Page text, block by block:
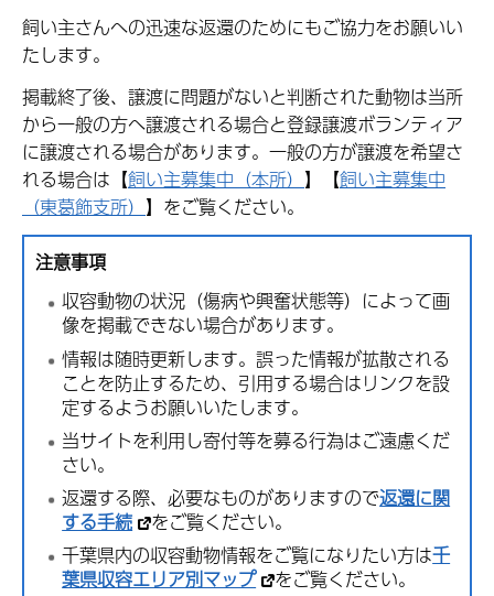
飼い主さんへの迅速な返還のためにもご協力をお願いい
たします。
掲載終了後、譲渡に問題がないと判断された動物は当所
から一般の方へ譲渡される場合と登録譲渡ボランティア
に譲渡される場合があります。一般の方が譲渡を希望さ
れる場合は【飼い主募集中（本所） 】【飼い主募集中
（東葛飾支所） 】をご覧ください。
注意事項
収容動物の状況（傷病や興奮状態等）によって画
像を掲載できない場合があります。
情報は随時更新します。誤った情報が拡散される
ことを防止するため、引用する場合はリンクを設
定するようお願いいたします。
当サイトを利用し寄付等を募る行為はご遠慮くだ
さい。
返還する際、必要なものがありますので返還に関
する手続
をご覧ください。
千葉県内の収容動物情報をご覧になりたい方は千
葉県収容エリア別マップ
をご覧ください。